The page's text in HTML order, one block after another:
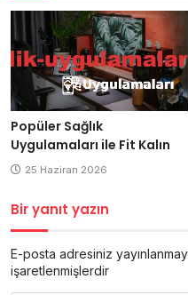
Popüler Sağlık
Uygulamaları ile Fit Kalın
25 Haziran 2026
Bir yanıt yazın
E-posta adresiniz
işaretlenmişlerdir